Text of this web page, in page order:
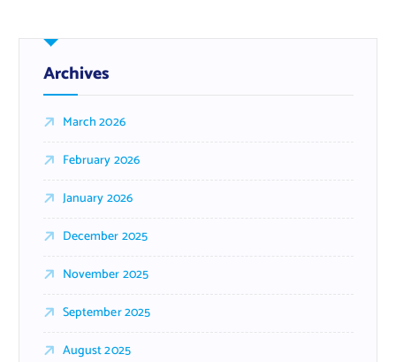
Archives
March 2026
February 2026
January 2026
December 2025
November 2025
September 2025
August 2025